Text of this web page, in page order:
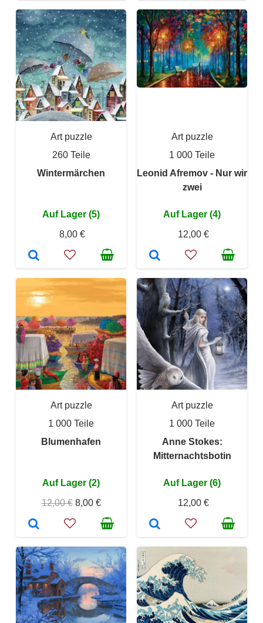
Art puzzle
260 Teile
Wintermärchen
Auf Lager (5)
8,00 €
Art puzzle
1 000 Teile
Leonid Afremov - Nur wir
zwei
Auf Lager (4)
12,00 €
Art puzzle
1 000 Teile
Blumenhafen
Auf Lager (2)
12,00 € 8,00 €
Art puzzle
1 000 Teile
Anne Stokes:
Mitternachtsbotin
Auf Lager (6)
12,00 €